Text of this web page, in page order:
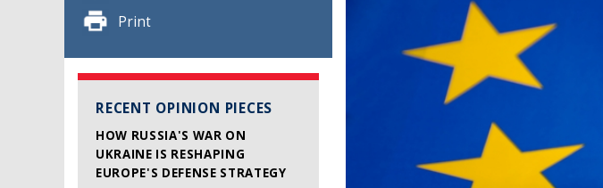
Print
RECENT OPINION PIECES
HOW RUSSIA'S WAR ON
UKRAINE IS RESHAPING
EUROPE'S DEFENSE STRATEGY